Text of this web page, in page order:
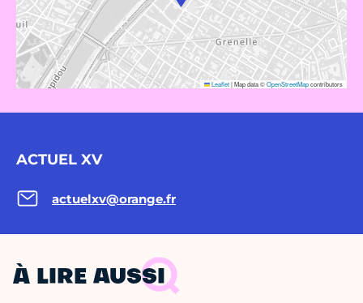
Leaflet|Map data ©OpenStreetMapcontributors
ACTUEL XV
actuelxv@orange.fr
À LIRE AUSSI